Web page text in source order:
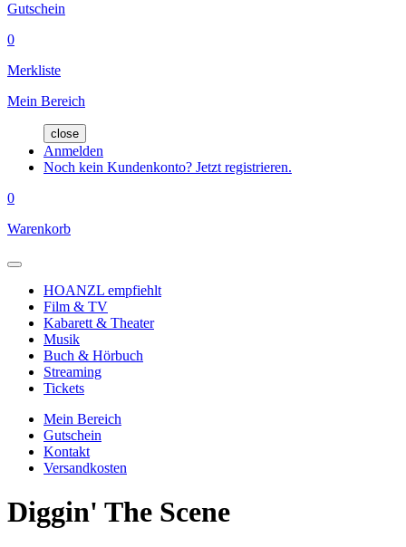
Gutschein
0
Merkliste
Mein Bereich
close
Anmelden
Noch kein Kundenkonto? Jetzt registrieren.
0
Warenkorb
HOANZL empfiehlt
Film & TV
Kabarett & Theater
Musik
Buch & Hörbuch
Streaming
Tickets
Mein Bereich
Gutschein
Kontakt
Versandkosten
Diggin' The Scene